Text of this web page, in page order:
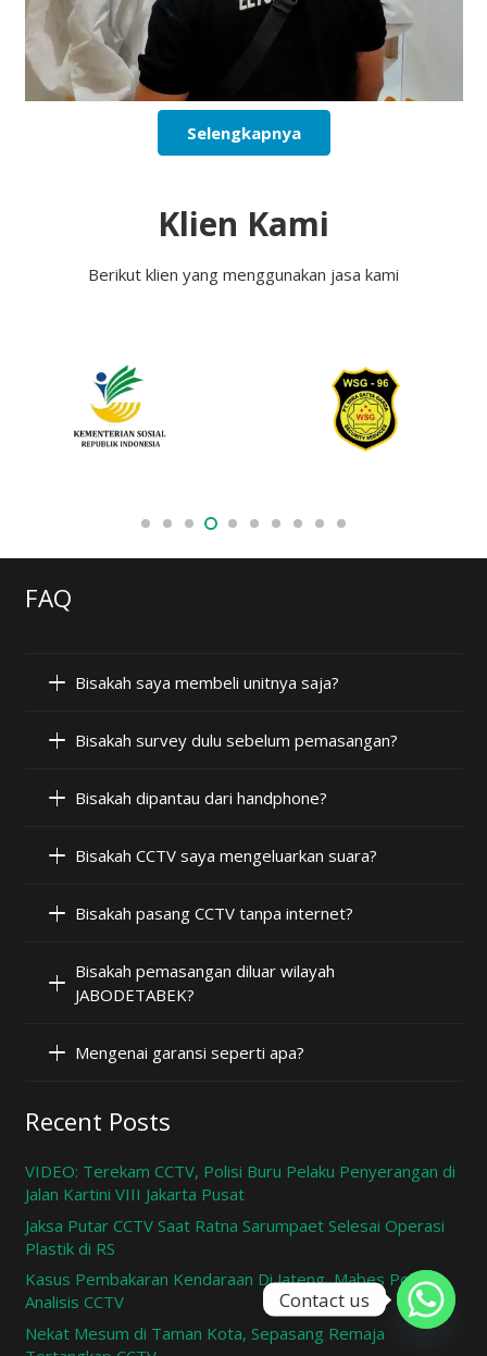
Selengkapnya
Klien Kami
Berikut klien yang menggunakan jasa kami
FAQ
Bisakah saya membeli unitnya saja?
Bisakah survey dulu sebelum pemasangan?
Bisakah dipantau dari handphone?
Bisakah CCTV saya mengeluarkan suara?
Bisakah pasang CCTV tanpa internet?
Bisakah pemasangan diluar wilayah
JABODETABEK?
Mengenai garansi seperti apa?
Recent Posts
VIDEO: Terekam CCTV, Polisi Buru Pelaku Penyerangan di
Jalan Kartini VIII Jakarta Pusat
Jaksa Putar CCTV Saat Ratna Sarumpaet Selesai Operasi
Plastik di RS
Kasus Pembakaran Kendaraan Di Jateng, Mabes Polri
Analisis CCTV
Nekat Mesum di Taman Kota, Sepasang Remaja
Contact us